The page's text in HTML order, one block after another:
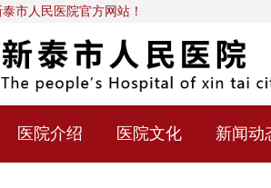
市人民医院官方网站！
医院介绍 医院文化 新闻动